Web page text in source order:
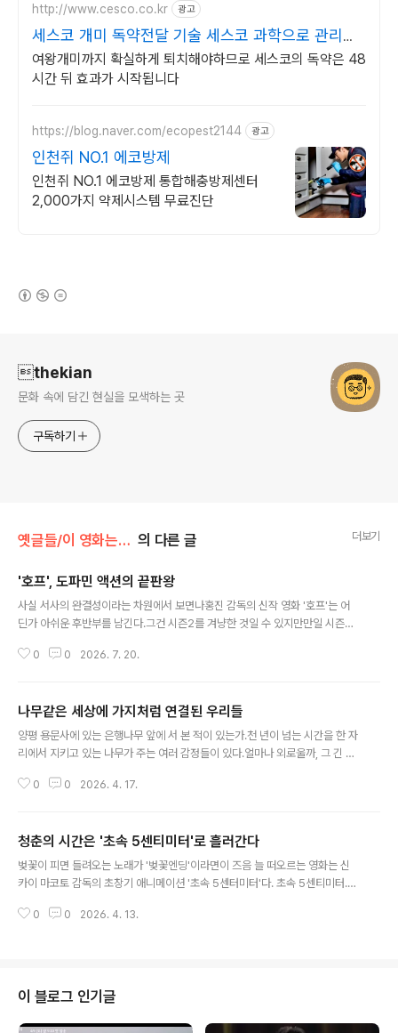
http://www.cesco.co.kr 광고
세스코 개미 독약전달 기술 세스코 과학으로 관리합
니다
여왕개미까지 확실하게 퇴치해야하므로 세스코의 독약은 48
시간 뒤 효과가 시작됩니다
https://blog.naver.com/ecopest2144 광고
인천쥐 NO.1 에코방제
인천쥐 NO.1 에코방제 통합해충방제센터
2,000가지 약제시스템 무료진단
thekian
문화 속에 담긴 현실을 모색하는 곳
구독하기
옛글들/이 영화는 봐야해 의 다른 글 더보기
'호프', 도파민 액션의 끝판왕
사실 서사의 완결성이라는 차원에서 보면나홍진 감독의 신작 영화 '호프'는 어
딘가 아쉬운 후반부를 남긴다.그건 시즌2를 겨냥한 것일 수 있지만만일 시즌2
영화가 공개되기 전부터이창동 감독은 GV를 통해 이 작품을 '미친 영화'라고 했
수도 있으니 말이다. 그런 점에서 그 표현은 역시 소설가 출신 감독 답게 적확하
다 여겨진다.'호프'는 미친 영화다. 이 말도 안되는 실험을 엄청난 제작비를 들여
서 끝까지 밀어부쳤다는 점에서 미쳤고그 실험의 엔딩을 이토록 괴작에 가깝게
0 0 2026. 7. 20.
나무같은 세상에 가지처럼 연결된 우리들
양평 용문사에 있는 은행나무 앞에 서 본 적이 있는가.천 년이 넘는 시간을 한 자
리에서 지키고 있는 나무가 주는 여러 감정들이 있다.얼마나 외로울까, 그 긴 시
나무는 어떤 느낌을 가졌을까.일디코 엔예디 감독의 영화 는 바로 나무의 시선
기를 병치한다. 첫번째 인물은 1908년 이 대학 최초의 여학생으로 식물학과에
입학한 그루타(루나 웨들러)다.그녀는 입학 면접에서부터 모욕적인 성희롱을 당
할 정도로 남성중심적 사회(학교도 가정도 직장조차도)에 고립되어 있다. 새벽
0 0 2026. 4. 17.
청춘의 시간은 '초속 5센티미터'로 흘러간다
벚꽃이 피면 들려오는 노래가 '벚꽃엔딩'이라면이 즈음 늘 떠오르는 영화는 신
카이 마코토 감독의 초창기 애니메이션 '초속 5센터미터'다. 초속 5센티미터.
리며 떨어지는 벚꽃의 시간을그렇게 구체적인 수치로 적어 보면그 순간이 너무
나서는 성향이 아닌 그들은 또래 아이들의 왕따를 당하기도 했지만둘이여서 그
걸 이겨낼 수 있었다. 하지만 청춘의 첫사랑이 대부분 그러하듯이스스로 자신의
자리를 만들고 지키기 어..
0 0 2026. 4. 13.
이 블로그 인기글